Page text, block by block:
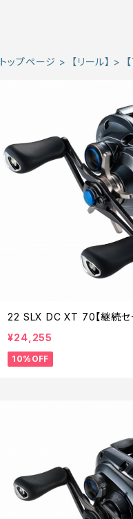
トップページ 【リール】
22 SLX DC XT 70【継続セー
¥24,255
10%OFF